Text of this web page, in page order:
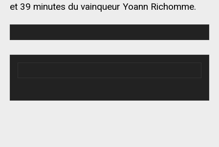
et 39 minutes du vainqueur Yoann Richomme.